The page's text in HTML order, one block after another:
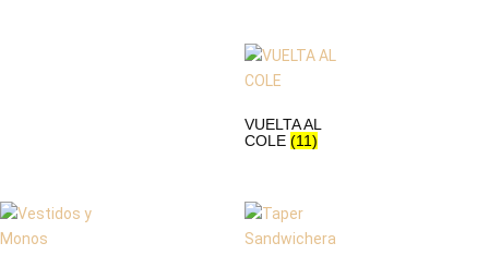
VUELTA AL
COLE (11)